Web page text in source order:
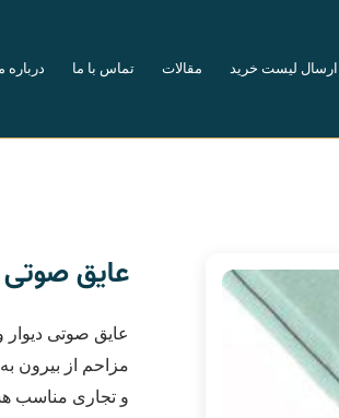
درباره تماس با ما مقالات ارسال لیست خرید
عایق
عایق صوتی
مزاحم از بیرون
و تجاری مناسب